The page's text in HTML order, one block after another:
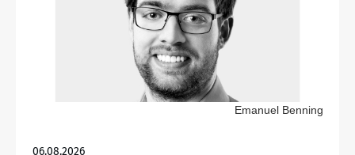
Emanuel Benning
06.08.2026